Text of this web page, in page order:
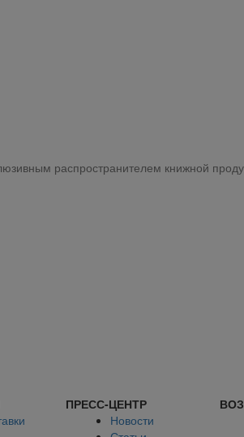
распространителем книжной
ПРЕСС-ЦЕНТР
Новости